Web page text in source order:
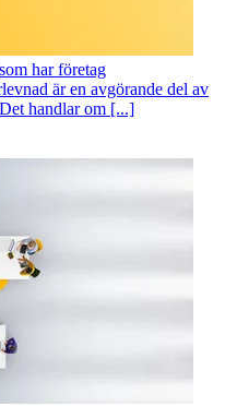
har företag
är en avgörande del av
handlar om [...]